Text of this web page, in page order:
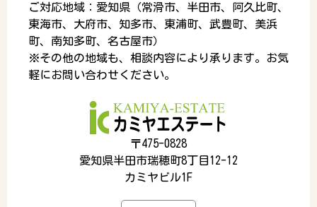
ご対応地域：愛知県（常滑市、半田市、阿久比町、
東海市、大府市、知多市、東浦町、武豊町、美浜
町、南知多町、名古屋市）
※その他の地域も、相談内容により承ります。お気
軽にお問い合わせください。
〒475-0828
愛知県半田市瑞穂町8丁目12-12
カミヤビル1F